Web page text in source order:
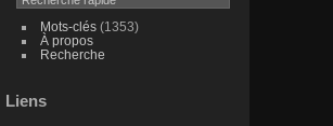
Mots-clés(1353)
À propos
Recherche
Liens